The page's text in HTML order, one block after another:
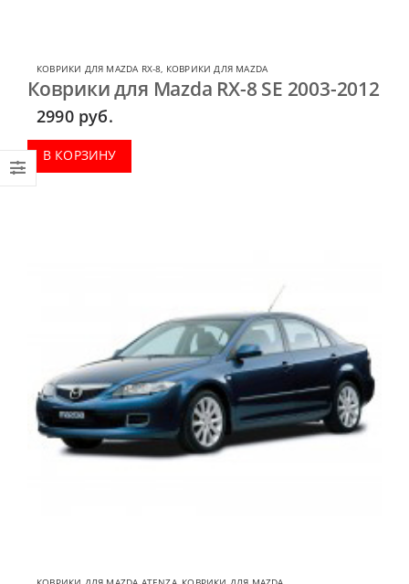
КОВРИКИ ДЛЯ MAZDA RX-8, КОВРИКИ ДЛЯ MAZDA
Коврики для Mazda RX-8 SE 2003-2012
2990 руб.
В КОРЗИНУ